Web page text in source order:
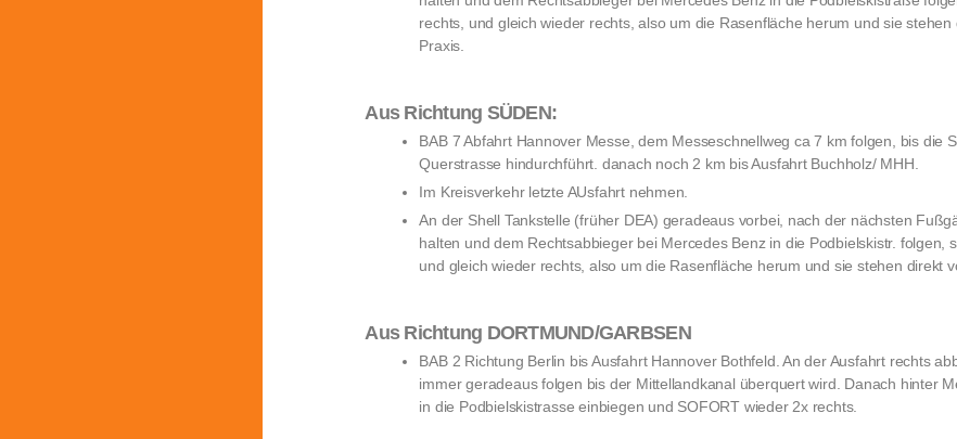
rechts, und gleich wieder rechts, also um die Rasenfläche herum und sie
Praxis.
Aus Richtung SÜDEN:
BAB 7 Abfahrt Hannover Messe, dem Messeschnellweg ca 7 km folgen, bis die
Querstrasse hindurchführt. danach noch 2 km bis Ausfahrt Buchholz/ MHH.
Im Kreisverkehr letzte AUsfahrt nehmen.
An der Shell Tankstelle (früher DEA) geradeaus vorbei, nach der nächsten
halten und dem Rechtsabbieger bei Mercedes Benz in die Podbielskistr. folgen,
und gleich wieder rechts, also um die Rasenfläche herum und sie stehen direkt
Aus Richtung DORTMUND/GARBSEN
BAB 2 Richtung Berlin bis Ausfahrt Hannover Bothfeld. An der Ausfahrt rechts
immer geradeaus folgen bis der Mittellandkanal überquert wird. Danach hinter
in die Podbielskistrasse einbiegen und SOFORT wieder 2x rechts.